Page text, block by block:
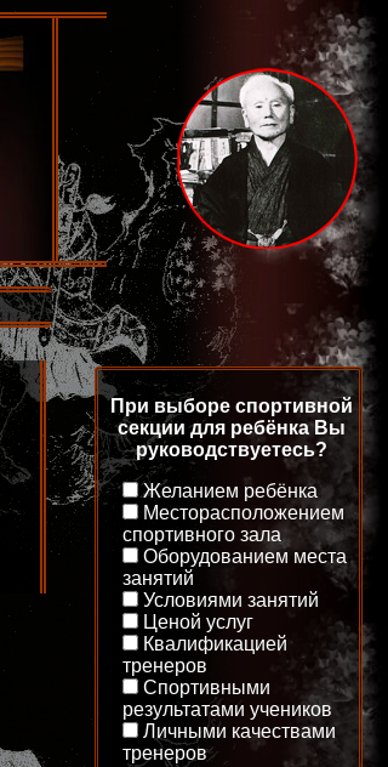
При выборе спортивной
секции для ребёнка Вы
руководствуетесь?
Желанием ребёнка
Месторасположением
спортивного зала
Оборудованием места
занятий
Условиями занятий
Ценой услуг
Квалификацией
тренеров
Спортивными
результатами учеников
Личными качествами
тренеров